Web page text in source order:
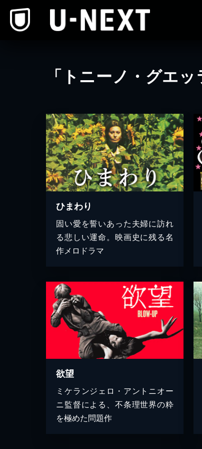
「トニーノ・グエ
ひまわり
固い愛を誓いあった夫婦に訪れ
る悲しい運命。映画史に残る名
作メロドラマ
欲望
ミケランジェロ・アントニオー
ニ監督による、不条理世界の粋
を極めた問題作